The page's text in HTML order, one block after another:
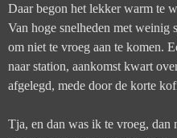
Daar begon het lekker warm te
Van hoge snelheden met weinig
om niet te vroeg aan te komen.
naar station, aankomst kwart
afgelegd, mede door de korte
Tja, en dan was ik te vroeg, dan